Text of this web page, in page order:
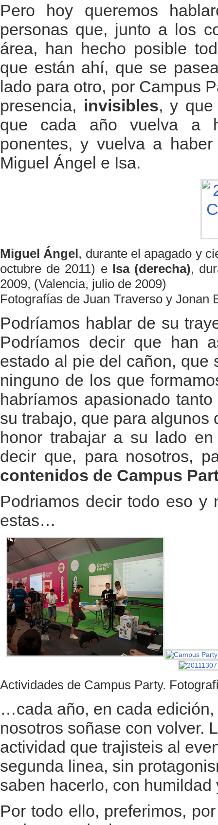
Pero hoy queremos
personas que, junto a los
área, han hecho posible
que están ahí, que se
lado para otro, por Campus
presencia, invisibles, y
que cada año vuelva a
ponentes, y vuelva a
Miguel Ángel e Isa.
Miguel Ángel, durante el apagado y
octubre de 2011) e Isa (derecha),
2009, (Valencia, julio de 2009)
Fotografías de Juan Traverso y Jonan
Podríamos hablar de su
Podríamos decir que han
estado al pie del cañon,
ninguno de los que
habríamos apasionado
su trabajo, que para algunos
honor trabajar a su lado
decir que, para nosotros,
contenidos de Campus
Podriamos decir todo eso y
estas…
Actividades de Campus Party.
…cada año, en cada
nosotros soñase con volver.
actividad que trajisteis al
segunda linea, sin
saben hacerlo, con humildad
Por todo ello, preferimos,